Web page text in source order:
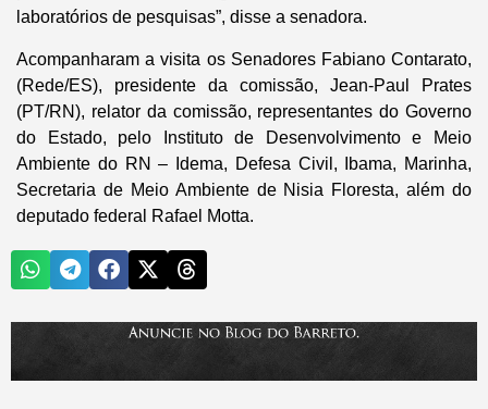
laboratórios de pesquisas”, disse a senadora.
Acompanharam a visita os Senadores Fabiano Contarato,
(Rede/ES), presidente da comissão, Jean-Paul Prates
(PT/RN), relator da comissão, representantes do Governo
do Estado, pelo Instituto de Desenvolvimento e Meio
Ambiente do RN – Idema, Defesa Civil, Ibama, Marinha,
Secretaria de Meio Ambiente de Nisia Floresta, além do
deputado federal Rafael Motta.